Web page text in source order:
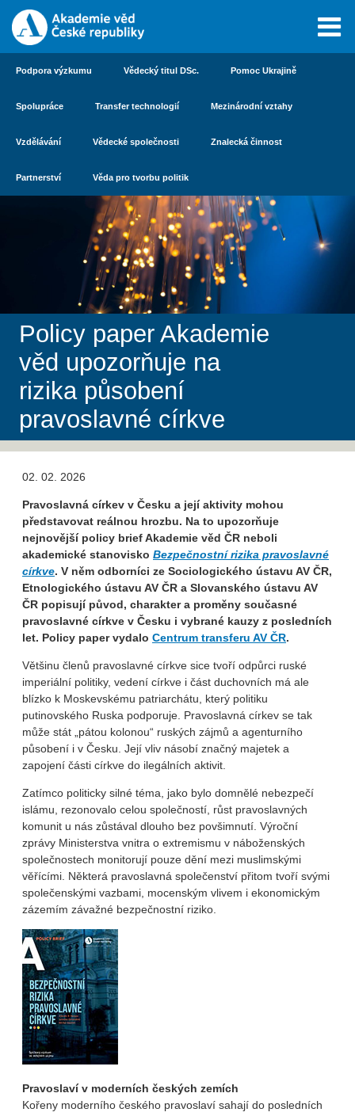
Podpora výzkumu Vědecký titul DSc. Pomoc Ukrajině
Spolupráce Transfer technologií Mezinárodní vztahy
Vzdělávání Vědecké společnosti Znalecká činnost
Partnerství Věda pro tvorbu politik
Policy paper Akademie
věd upozorňuje na
rizika působení
pravoslavné církve
02. 02. 2026
Pravoslavná církev v Česku a její aktivity mohou
představovat reálnou hrozbu. Na to upozorňuje
nejnovější policy brief Akademie věd ČR neboli
akademické stanovisko Bezpečnostní rizika pravoslavné
církve. V něm odborníci ze Sociologického ústavu AV ČR,
Etnologického ústavu AV ČR a Slovanského ústavu AV
ČR popisují původ, charakter a proměny současné
pravoslavné církve v Česku i vybrané kauzy z posledních
let. Policy paper vydalo Centrum transferu AV ČR.
Většinu členů pravoslavné církve sice tvoří odpůrci ruské
imperiální politiky, vedení církve i část duchovních má ale
blízko k Moskevskému patriarchátu, který politiku
putinovského Ruska podporuje. Pravoslavná církev se tak
může stát „pátou kolonou“ ruských zájmů a agenturního
působení i v Česku. Její vliv násobí značný majetek a
zapojení části církve do ilegálních aktivit.
Zatímco politicky silné téma, jako bylo domnělé nebezpečí
islámu, rezonovalo celou společností, růst pravoslavných
komunit u nás zůstával dlouho bez povšimnutí. Výroční
zprávy Ministerstva vnitra o extremismu v náboženských
společnostech monitorují pouze dění mezi muslimskými
věřícími. Některá pravoslavná společenství přitom tvoří svými
společenskými vazbami, mocenským vlivem i ekonomickým
zázemím závažné bezpečnostní riziko.
Pravoslaví v moderních českých zemích
Kořeny moderního českého pravoslaví sahají do posledních